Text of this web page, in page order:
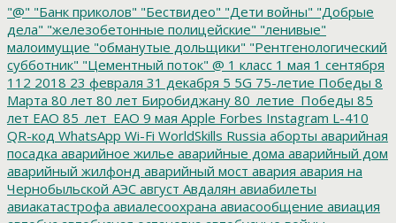
"@" "Банк приколов" "Бествидео" "Дети войны" "Добрые
дела" "железобетонные полицейские" "ленивые"
малоимущие "обманутые дольщики" "Рентгенологический
субботник" "Цементный поток" @ 1 класс 1 мая 1 сентября
112 2018 23 февраля 31 декабря 5 5G 75-летие Победы 8
Марта 80 лет 80 лет Биробиджану 80_летие_Победы 85
лет ЕАО 85_лет_ЕАО 9 мая Apple Forbes Instagram L-410
QR-код WhatsApp Wi-Fi WorldSkills Russia аборты аварийная
посадка аварийное жилье аварийные дома аварийный дом
аварийный жилфонд аварийный мост авария авария на
Чернобыльской АЭС август Авдалян авиабилеты
авиакатастрофа авиалесоохрана авиасообщение авиация